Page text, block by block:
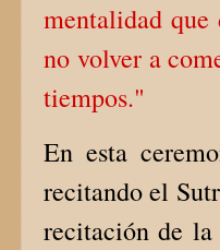
mentalidad que
no volver a
tiempos."
En esta
recitando el
recitación de